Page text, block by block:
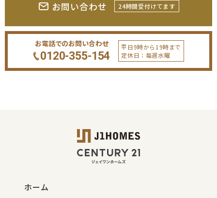
お問い合わせ 24時間受付けてます
お電話でのお問い合わせ
0120-355-154
平日9時から19時まで
定休日：毎週水曜
ホーム